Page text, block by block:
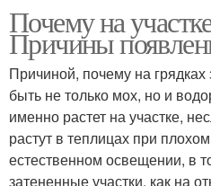
Почему на
Причины
Причиной, почему на
быть не только мох, но и
именно растет на участке,
растут в теплицах при
естественном освещении, в
затененные участки, как на